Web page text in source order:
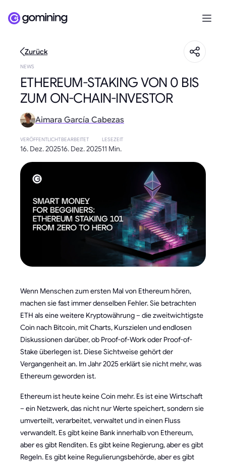
Zurück
NEWS
ETHEREUM-STAKING VON 0 BIS
ZUM ON-CHAIN-INVESTOR
Aimara García Cabezas
VERÖFFENTLICHT
16. Dez. 2025
BEARBEITET
16. Dez. 2025
LESEZEIT
11 Min.
Wenn Menschen zum ersten Mal von Ethereum hören,
machen sie fast immer denselben Fehler. Sie betrachten
ETH als eine weitere Kryptowährung – die zweitwichtigste
Coin nach Bitcoin, mit Charts, Kurszielen und endlosen
Diskussionen darüber, ob Proof-of-Work oder Proof-of-
Stake überlegen ist. Diese Sichtweise gehört der
Vergangenheit an. Im Jahr 2025 erklärt sie nicht mehr, was
Ethereum geworden ist.
Ethereum ist heute keine Coin mehr. Es ist eine Wirtschaft
– ein Netzwerk, das nicht nur Werte speichert, sondern sie
umverteilt, verarbeitet, verwaltet und in einen Fluss
verwandelt. Es gibt keine Bank innerhalb von Ethereum,
aber es gibt Renditen. Es gibt keine Regierung, aber es gibt
Regeln. Es gibt keine Regulierungsbehörde, aber es gibt